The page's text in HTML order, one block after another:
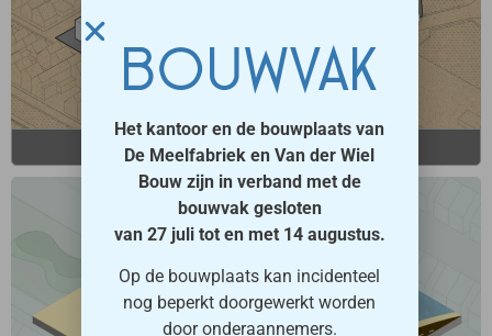
OVERZICHT PROJECT
BOUWVAK
Het kantoor en de bouwplaats van
De Meelfabriek en Van der Wiel
Bouw zijn in verband met de
bouwvak gesloten
van 27 juli tot en met 14 augustus.
Op de bouwplaats kan incidenteel
nog beperkt doorgewerkt worden
door onderaannemers.